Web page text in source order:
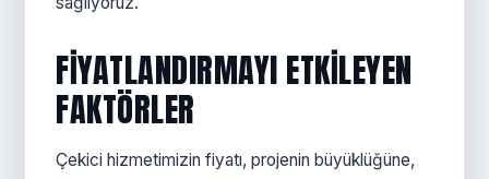
FIYATLANDIRMAYI ETKILEYEN
FAKTÖRLER
Çekici hizmetimizin fiyatı, projenin büyüklüğüne,